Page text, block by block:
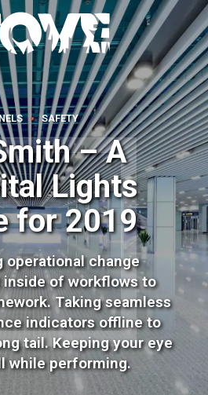
SAFETY
– A
Lights
for 2019
operational change
inside of workflows to
Taking seamless
indicators offline to
tail. Keeping your eye
while performing.